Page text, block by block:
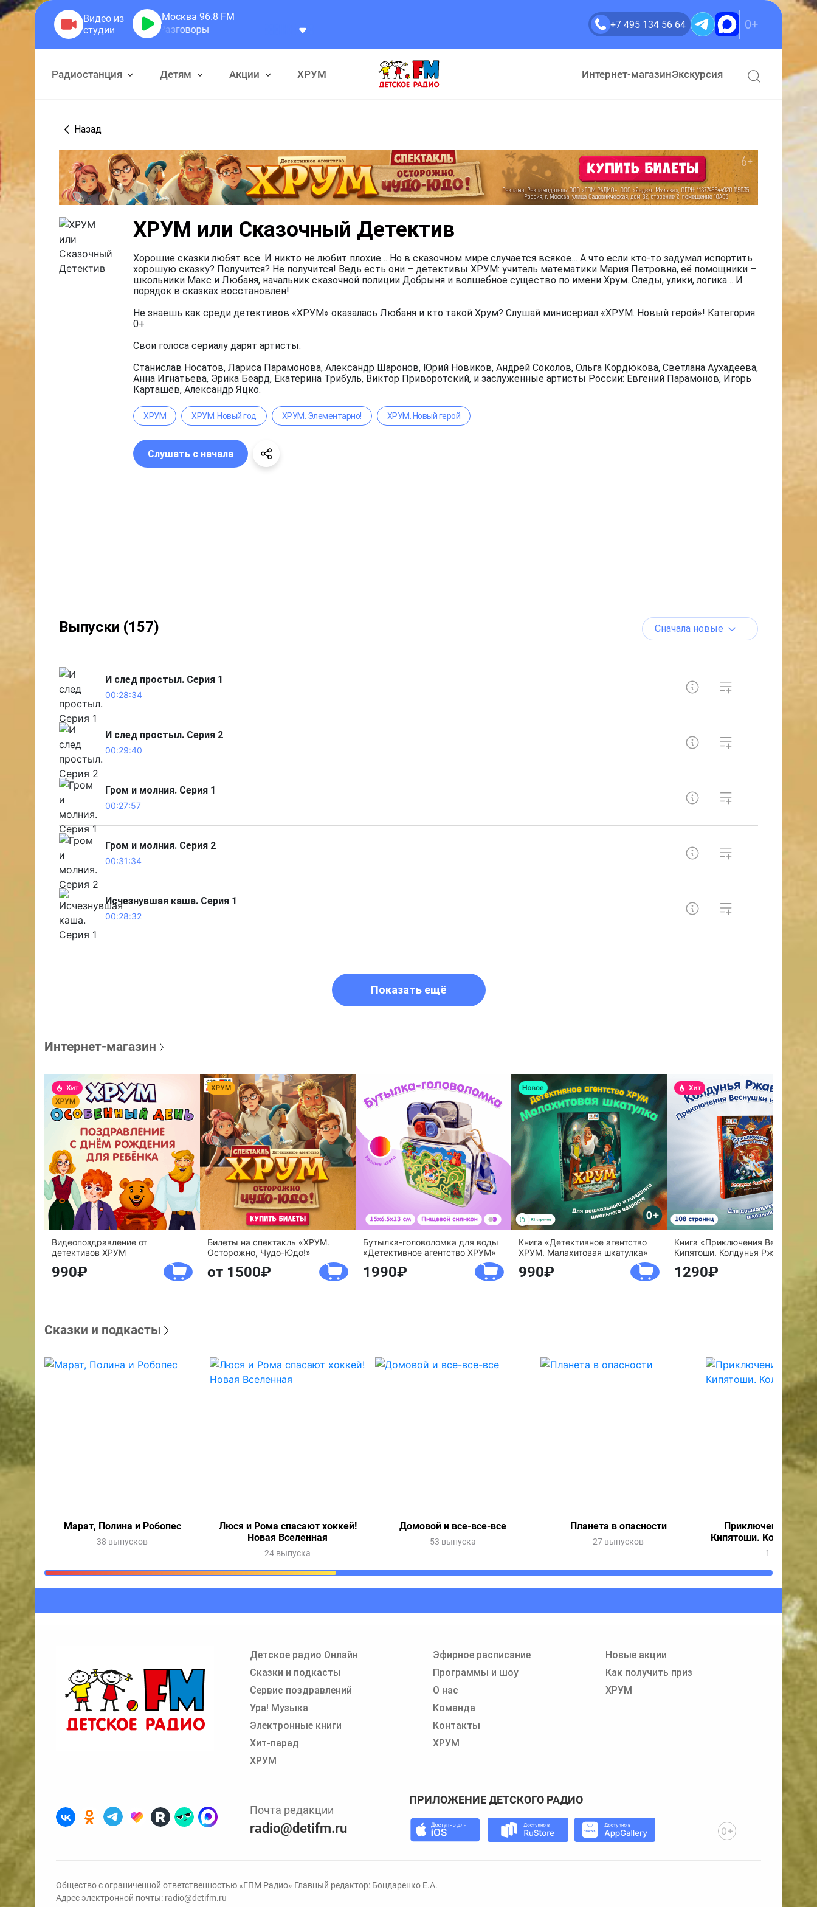
Москва 96.8 FM
Герра Александр
Разговоры +7 495 134 56 64 0+
Радиостанция Детям Акции ХРУМ Интернет-магазинЭкскурсия
Очередь прослушивания
Добавьте в очередь прослушивания другие записи программ или сказок
Назад
ХРУМ или Сказочный Детектив
Хорошие сказки любят все. И никто не любит плохие… Но в сказочном мире случается всякое… А что если кто-то задумал испортить
хорошую сказку? Получится? Не получится! Ведь есть они – детективы ХРУМ: учитель математики Мария Петровна, её помощники –
школьники Макс и Любаня, начальник сказочной полиции Добрыня и волшебное существо по имени Хрум. Следы, улики, логика… И
порядок в сказках восстановлен!
Не знаешь как среди детективов «ХРУМ» оказалась Любаня и кто такой Хрум? Слушай минисериал «ХРУМ. Новый герой»! Категория:
0+
Свои голоса сериалу дарят артисты:
Станислав Носатов, Лариса Парамонова, Александр Шаронов, Юрий Новиков, Андрей Соколов, Ольга Кордюкова, Светлана Аухадеева,
Анна Игнатьева, Эрика Беард, Екатерина Трибуль, Виктор Приворотский, и заслуженные артисты России: Евгений Парамонов, Игорь
Карташёв, Александр Яцко.
ХРУМ ХРУМ. Новый год ХРУМ. Элементарно! ХРУМ. Новый герой
Слушать с начала
Выпуски (157) Сначала новые
И след простыл. Серия 1
00:28:34
И след простыл. Серия 2
00:29:40
Гром и молния. Серия 1
00:27:57
Гром и молния. Серия 2
00:31:34
Исчезнувшая каша. Серия 1
00:28:32
Показать ещё
Интернет-магазин
Видеопоздравление от
детективов ХРУМ
990
Билеты на спектакль «ХРУМ.
Осторожно, Чудо-Юдо!»
от 1500
Бутылка-головоломка для воды
«Детективное агентство ХРУМ»
1990
Книга «Детективное агентство
ХРУМ. Малахитовая шкатулка»
990
Книга «Приключения Веснушки и
Кипятоши. Колдунья Ржавелла»
1290
Сказки и подкасты
Марат, Полина и Робопес
38 выпусков
Люся и Рома спасают хоккей!
Новая Вселенная
24 выпуска
Домовой и все-все-все
53 выпуска
Планета в опасности
27 выпусков
Приключения
Кипятоши. Колдунья
1 выпуск
Детское радио Онлайн
Сказки и подкасты
Сервис поздравлений
Ура! Музыка
Электронные книги
Хит-парад
ХРУМ
Эфирное расписание
Программы и шоу
О нас
Команда
Контакты
ХРУМ
Новые акции
Как получить приз
ХРУМ
Почта редакции
radio@detifm.ru
ПРИЛОЖЕНИЕ ДЕТСКОГО РАДИО
0+
Общество с ограниченной ответственностью «ГПМ Радио» Главный редактор: Бондаренко Е.А.
Адрес электронной почты: radio@detifm.ru